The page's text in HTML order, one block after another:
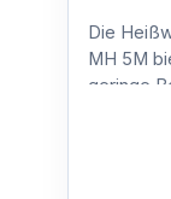
Die
MH 5M
geringe